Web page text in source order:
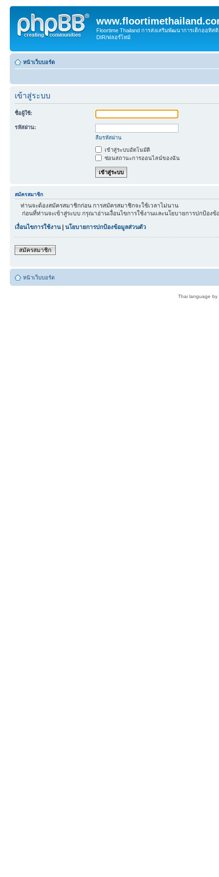
Floortime Thailand การส่งเสริมพัฒนาการเด็กออทิ
DIR/ฟลอร์ไทม์
หน้าเว็บบอร์ด
เข้าสู่ระบบ
ชื่อผู้ใช้:
รหัสผ่าน:
ลืมรหัสผ่าน
เข้าสู่ระบบอัตโนมัติ
ซ่อนสถานะการออนไลน์ของฉัน
สมัครสมาชิก
ท่านจะต้องสมัครสมาชิกก่อน การสมัครสมาชิกจะใช้เวลาไม่นาน
ก่อนที่ท่านจะเข้าสู่ระบบ กรุณาอ่านเงื่อนไขการใช้งานและนโยบายการปกป้อง
เงื่อนไขการใช้งาน| นโยบายการปกป้องข้อมูลส่วนตัว
สมัครสมาชิก
หน้าเว็บบอร์ด
Thai language by